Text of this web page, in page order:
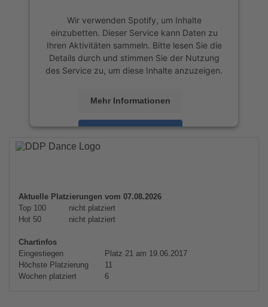
Wir verwenden Spotify, um Inhalte
einzubetten. Dieser Service kann Daten zu
Ihren Aktivitäten sammeln. Bitte lesen Sie die
Details durch und stimmen Sie der Nutzung
des Service zu, um diese Inhalte anzuzeigen.
Mehr Informationen
Akzeptieren
powered by
Aktuelle Platzierungen vom 07.08.2026
Top 100
nicht platziert
Hot 50
nicht platziert
Chartinfos
Eingestiegen
Platz 21 am 19.06.2017
Höchste Platzierung
11
Wochen platziert
6